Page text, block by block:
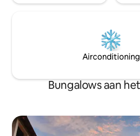
Airconditioning
Bungalows aan